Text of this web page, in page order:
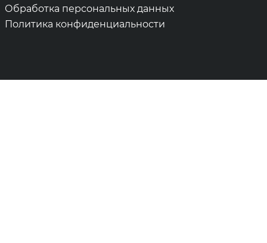
Обработка персональных данных
Политика конфиденциальности